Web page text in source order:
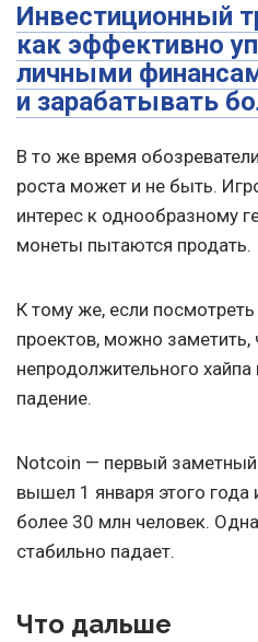
Инвестиционный
как эффективно
личными
и зарабатывать
В то же время
роста может и не быть.
интерес к однообразному
монеты пытаются продать.
К тому же, если
проектов, можно заметить,
непродолжительного
падение.
Notcoin — первый
вышел 1 января этого
более 30 млн человек.
стабильно падает.
Что дальше